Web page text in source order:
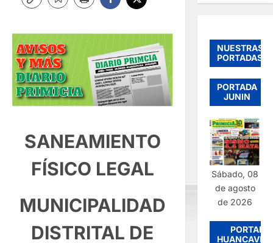
SANEAMIENTO
FÍSICO LEGAL
MUNICIPALIDAD
DISTRITAL DE
NUESTRAS
PORTADAS
PORTADA
JUNIN
Sábado, 08
de agosto
de 2026
PORTADA